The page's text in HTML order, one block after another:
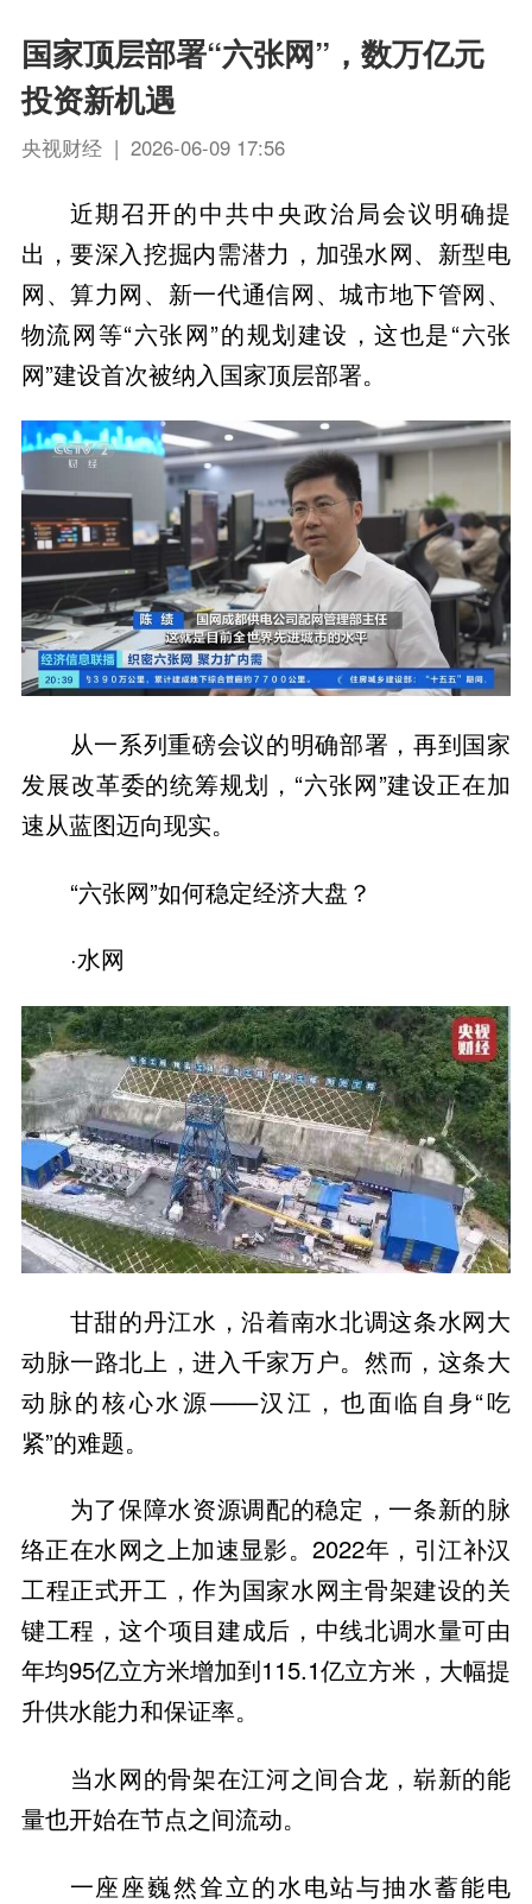
国家顶层部署“六张网”，数万亿元
投资新机遇
央视财经 | 2026-06-09 17:56
近期召开的中共中央政治局会议明确提
出，要深入挖掘内需潜力，加强水网、新型电
网、算力网、新一代通信网、城市地下管网、
物流网等“六张网”的规划建设，这也是“六张
网”建设首次被纳入国家顶层部署。
从一系列重磅会议的明确部署，再到国家
发展改革委的统筹规划，“六张网”建设正在加
速从蓝图迈向现实。
“六张网”如何稳定经济大盘？
·水网
甘甜的丹江水，沿着南水北调这条水网大
动脉一路北上，进入千家万户。然而，这条大
动脉的核心水源——汉江，也面临自身“吃
紧”的难题。
为了保障水资源调配的稳定，一条新的脉
络正在水网之上加速显影。2022年，引江补汉
工程正式开工，作为国家水网主骨架建设的关
键工程，这个项目建成后，中线北调水量可由
年均95亿立方米增加到115.1亿立方米，大幅提
升供水能力和保证率。
当水网的骨架在江河之间合龙，崭新的能
量也开始在节点之间流动。
一座座巍然耸立的水电站与抽水蓄能电